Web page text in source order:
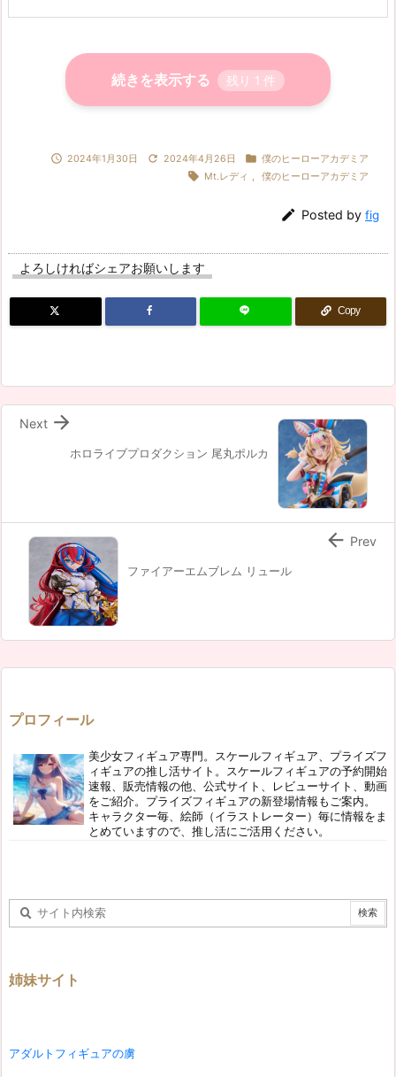
続きを表示する 残り 1 件
 2024年1月30日  2024年4月26日  僕のヒーローアカデミア
 Mt.レディ , 僕のヒーローアカデミア
 Posted by fig
よろしければシェアお願いします
Copy
ホロライブプロダクション 尾丸ポルカ

Next
ファイアーエムブレム リュール
 Prev
プロフィール
美少女フィギュア専門。スケールフィギュア、プライズフ
ィギュアの推し活サイト。スケールフィギュアの予約開始
速報、販売情報の他、公式サイト、レビューサイト、動画
をご紹介。プライズフィギュアの新登場情報もご案内。
キャラクター毎、絵師（イラストレーター）毎に情報をま
とめていますので、推し活にご活用ください。
姉妹サイト
アダルトフィギュアの虜